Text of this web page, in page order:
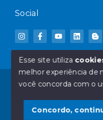
Olá! Deseja mais
Social
© Copyright 2026 - Blue
SITE PARA IMOBILIARIA
Esse site utiliza
melhor experiência de
você concorda com o
Concordo,